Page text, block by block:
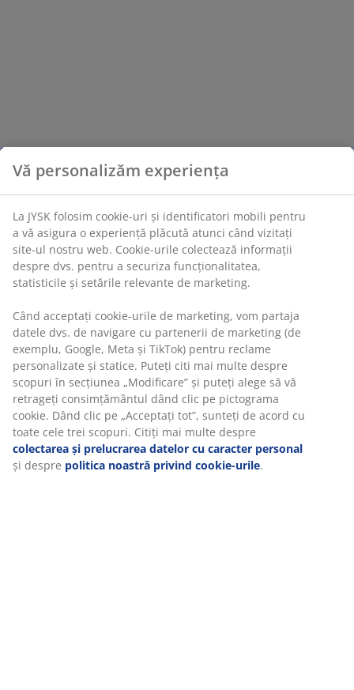
Vă personalizăm experiența
La JYSK folosim cookie-uri și identificatori mobili pentru
a vă asigura o experiență plăcută atunci când vizitați
site-ul nostru web. Cookie-urile colectează informații
despre dvs. pentru a securiza funcționalitatea,
statisticile și setările relevante de marketing.
Când acceptați cookie-urile de marketing, vom partaja
datele dvs. de navigare cu partenerii de marketing (de
exemplu, Google, Meta și TikTok) pentru reclame
personalizate și statice. Puteți citi mai multe despre
scopuri în secțiunea „Modificare” și puteți alege să vă
retrageți consimțământul dând clic pe pictograma
cookie. Dând clic pe „Acceptați tot”, sunteți de acord cu
toate cele trei scopuri. Citiți mai multe despre
colectarea și prelucrarea datelor cu caracter personal
și despre politica noastră privind cookie-urile.